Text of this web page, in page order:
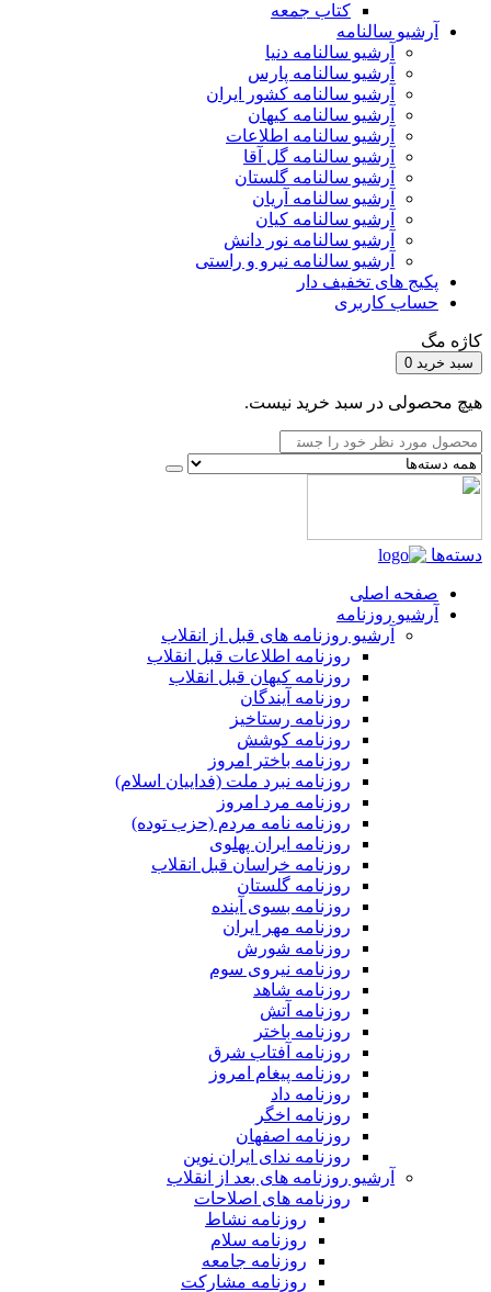
کتاب جمعه
آرشیو سالنامه
آرشیو سالنامه دنیا
آرشیو سالنامه پارس
آرشیو سالنامه کشور ایران
آرشیو سالنامه کیهان
آرشیو سالنامه اطلاعات
آرشیو سالنامه گل آقا
آرشیو سالنامه گلستان
آرشیو سالنامه آریان
آرشیو سالنامه کیان
آرشیو سالنامه نور دانش
آرشیو سالنامه نیرو و راستی
پکیج های تخفیف دار
حساب کاربری
کاژه مگ
سبد خرید 0
هیچ محصولی در سبد خرید نیست.
دسته‌ها
صفحه اصلی
آرشیو روزنامه
آرشیو روزنامه های قبل از انقلاب
روزنامه اطلاعات قبل انقلاب
روزنامه کیهان قبل انقلاب
روزنامه آیندگان
روزنامه رستاخیز
روزنامه کوشش
روزنامه باختر امروز
روزنامه نبرد ملت (فداییان اسلام)
روزنامه مرد امروز
روزنامه نامه مردم (حزب توده)
روزنامه ایران پهلوی
روزنامه خراسان قبل انقلاب
روزنامه گلستان
روزنامه بسوی آینده
روزنامه مهر ایران
روزنامه شورش
روزنامه نیروی سوم
روزنامه شاهد
روزنامه آتش
روزنامه باختر
روزنامه آفتاب شرق
روزنامه پیغام امروز
روزنامه داد
روزنامه اخگر
روزنامه اصفهان
روزنامه ندای ایران نوین
آرشیو روزنامه های بعد از انقلاب
روزنامه های اصلاحات
روزنامه نشاط
روزنامه سلام
روزنامه جامعه
روزنامه مشارکت